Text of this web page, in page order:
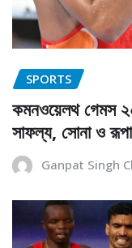
SPORTS
কমনওয়েলথ গেমস
সাফল্য, সোনা ও
Ganpat Singh